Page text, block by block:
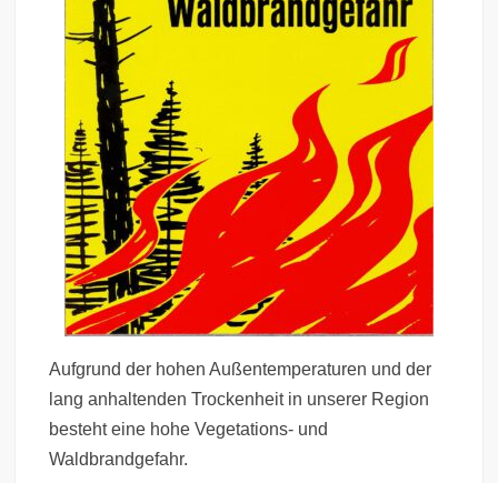
Aufgrund der hohen Außentemperaturen und der
lang anhaltenden Trockenheit in unserer Region
besteht eine hohe Vegetations- und
Waldbrandgefahr.